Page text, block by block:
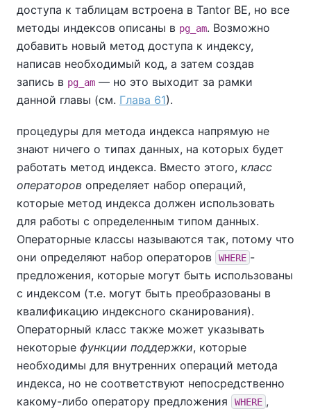
доступа к таблицам встроена в Tantor BE, но все
методы индексов описаны в pg_am. Возможно
добавить новый метод доступа к индексу,
написав необходимый код, а затем создав
запись в pg_am — но это выходит за рамки
данной главы (см. Глава 61).
процедуры для метода индекса напрямую не
знают ничего о типах данных, на которых будет
работать метод индекса. Вместо этого, класс
операторов определяет набор операций,
которые метод индекса должен использовать
для работы с определенным типом данных.
Операторные классы называются так, потому что
они определяют набор операторов
WHERE -
предложения, которые могут быть использованы
с индексом (т.е. могут быть преобразованы в
квалификацию индексного сканирования).
Операторный класс также может указывать
некоторые функции поддержки, которые
необходимы для внутренних операций метода
индекса, но не соответствуют непосредственно
какому-либо оператору предложения
WHERE ,